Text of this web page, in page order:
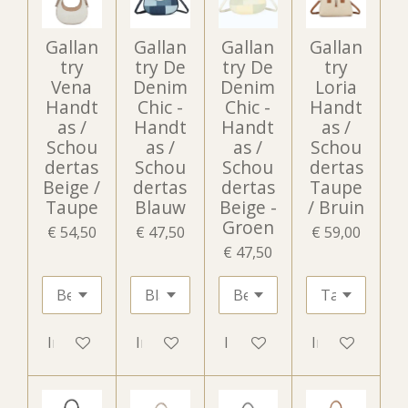
Gallan
try
Vena
Handt
as /
Schou
dertas
Beige /
Taupe
€ 54,50
In winkelwagen
Gallan
try De
Denim
Chic -
Handt
as /
Schou
dertas
Blauw
€ 47,50
In winkelwagen
Gallan
try De
Denim
Chic -
Handt
as /
Schou
dertas
Beige -
Groen
€ 47,50
In winkelwagen
Gallan
try
Loria
Handt
as /
Schou
dertas
Taupe
/ Bruin
€ 59,00
In